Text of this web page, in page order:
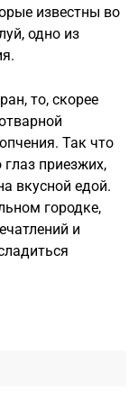
известны во
одно из
то, скорее
Так что
приезжих,
вкусной едой.
городке,
и